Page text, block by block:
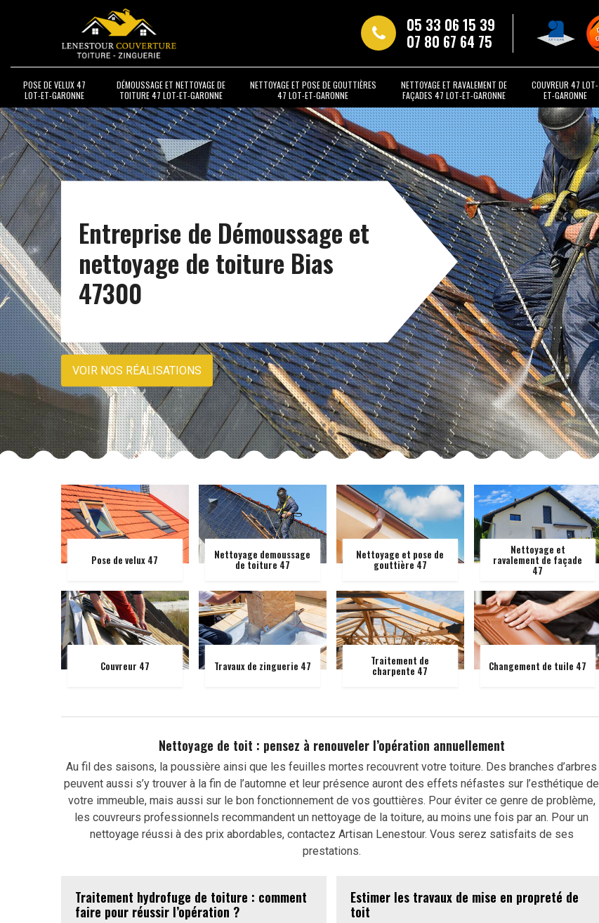
05 33 06 15 39
07 80 67 64 75
POSE DE VELUX 47
LOT-ET-GARONNE
DÉMOUSSAGE ET NETTOYAGE DE
TOITURE 47 LOT-ET-GARONNE
NETTOYAGE ET POSE DE GOUTTIÈRES
47 LOT-ET-GARONNE
NETTOYAGE ET RAVALEMENT DE
FAÇADES 47 LOT-ET-GARONNE
COUVREUR 47 LOT-
ET-GARONNE
Entreprise de Démoussage et
nettoyage de toiture Bias
47300
VOIR NOS RÉALISATIONS
Pose de velux 47 Nettoyage demoussage
de toiture 47
Nettoyage et pose de
gouttière 47
Nettoyage et
ravalement de façade
47
Couvreur 47 Travaux de zinguerie 47 Traitement de
charpente 47 Changement de tuile 47
Nettoyage de toit : pensez à renouveler l’opération annuellement
Au fil des saisons, la poussière ainsi que les feuilles mortes recouvrent votre toiture. Des branches d’arbres
peuvent aussi s’y trouver à la fin de l’automne et leur présence auront des effets néfastes sur l’esthétique de
votre immeuble, mais aussi sur le bon fonctionnement de vos gouttières. Pour éviter ce genre de problème,
les couvreurs professionnels recommandent un nettoyage de la toiture, au moins une fois par an. Pour un
nettoyage réussi à des prix abordables, contactez Artisan Lenestour. Vous serez satisfaits de ses
prestations.
Traitement hydrofuge de toiture : comment
faire pour réussir l’opération ?
Estimer les travaux de mise en propreté de
toit